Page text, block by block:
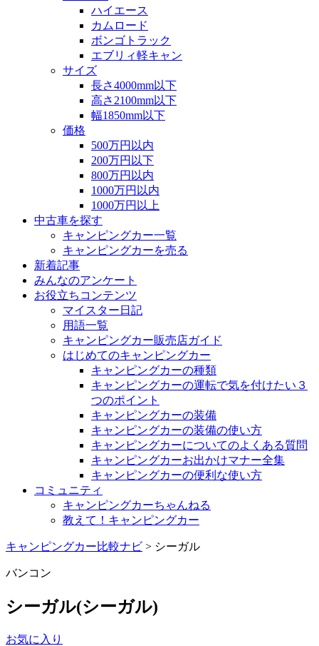
ハイエース
カムロード
ボンゴトラック
エブリィ軽キャン
サイズ
長さ4000mm以下
高さ2100mm以下
幅1850mm以下
価格
500万円以内
200万円以下
800万円以内
1000万円以内
1000万円以上
中古車を探す
キャンピングカー一覧
キャンピングカーを売る
新着記事
みんなのアンケート
お役立ちコンテンツ
マイスター日記
用語一覧
キャンピングカー販売店ガイド
はじめてのキャンピングカー
キャンピングカーの種類
キャンピングカーの運転で気を付けたい３
つのポイント
キャンピングカーの装備
キャンピングカーの装備の使い方
キャンピングカーについてのよくある質問
キャンピングカーお出かけマナー全集
キャンピングカーの便利な使い方
コミュニティ
キャンピングカーちゃんねる
教えて！キャンピングカー
キャンピングカー比較ナビ > シーガル
バンコン
シーガル(シーガル)
お気に入り